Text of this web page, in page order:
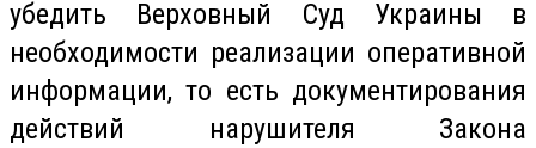
убедить Верховный Суд Украины в
необходимости реализации оперативной
информации, то есть документирования
действий нарушителя Закона